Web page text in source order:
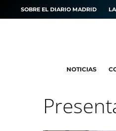
SOBRE EL DIARIO MADRID
NOTICIAS